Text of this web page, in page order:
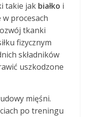
takie jak białko i
w procesach
tkanki
fizycznym
składników
uszkodzone
mięśni.
po treningu